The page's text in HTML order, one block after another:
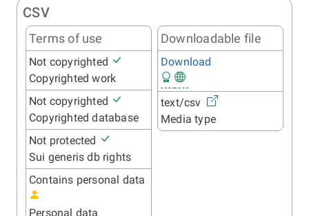
CSV
Terms of use
Not copyrighted
Copyrighted work
Not copyrighted
Copyrighted database
Not protected
Sui generis db rights
Contains personal data
Personal data
Downloadable file
Download
text/csv
Media type